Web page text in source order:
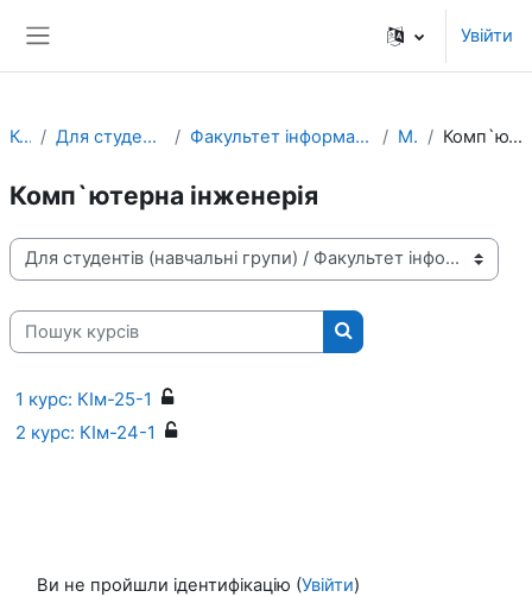
Увійти
Курси Для студентів (навчальні групи) Факультет інформаційно-комп'ютерних технологій Магістр Комп`ютерна інженерія
Комп`ютерна інженерія
Категорії курсів
Пошук курсів
Пошук курсів
1 курс: КІм-25-1
2 курс: КІм-24-1
Ви не пройшли ідентифікацію (Увійти)